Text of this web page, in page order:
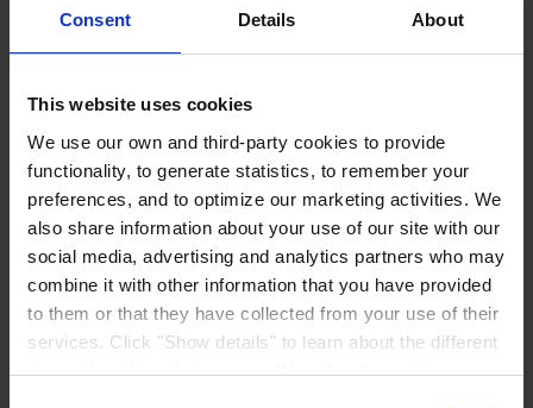
Consent Details About
This website uses cookies
We use our own and third-party cookies to provide
functionality, to generate statistics, to remember your
preferences, and to optimize our marketing activities. We
also share information about your use of our site with our
social media, advertising and analytics partners who may
combine it with other information that you have provided
to them or that they have collected from your use of their
services. Click "Show details" to learn about the different
types of cookies that we use. We will only use the